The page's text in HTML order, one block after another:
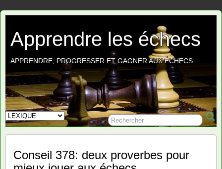
Apprendre les échecs
APPRENDRE, PROGRESSER ET GAGNER AUX ÉCHECS
Conseil 378: deux proverbes pour